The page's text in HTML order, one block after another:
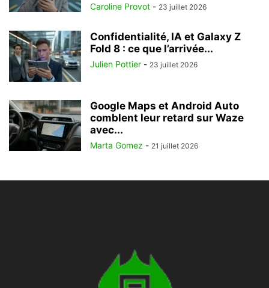
Caroline Provot - 23 juillet 2026
Confidentialité, IA et Galaxy Z
Fold 8 : ce que l’arrivée...
Julien Pottier - 23 juillet 2026
Google Maps et Android Auto
comblent leur retard sur Waze
avec...
Marta Gomez - 21 juillet 2026